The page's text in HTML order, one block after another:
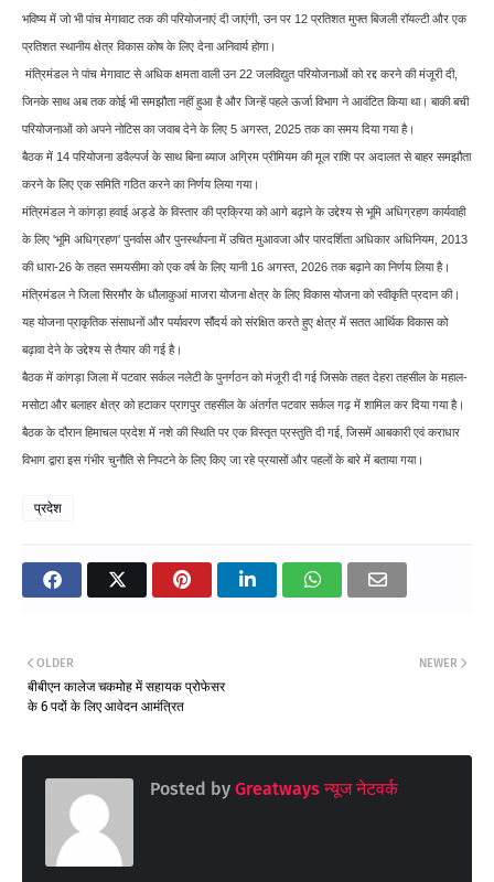
भविष्य में जो भी पांच मेगावाट तक की परियोजनाएं दी जाएंगी, उन पर 12 प्रतिशत मुफ्त बिजली रॉयल्टी और एक
प्रतिशत स्थानीय क्षेत्र विकास कोष के लिए देना अनिवार्य होगा।
मंत्रिमंडल ने पांच मेगावाट से अधिक क्षमता वाली उन 22 जलविद्युत परियोजनाओं को रद्द करने की मंजूरी दी,
जिनके साथ अब तक कोई भी समझौता नहीं हुआ है और जिन्हें पहले ऊर्जा विभाग ने आवंटित किया था। बाकी बची
परियोजनाओं को अपने नोटिस का जवाब देने के लिए 5 अगस्त, 2025 तक का समय दिया गया है।
बैठक में 14 परियोजना डवैल्पर्ज के साथ बिना ब्याज अग्रिम प्रीमियम की मूल राशि पर अदालत से बाहर समझौता
करने के लिए एक समिति गठित करने का निर्णय लिया गया।
मंत्रिमंडल ने कांगड़ा हवाई अड्डे के विस्तार की प्रक्रिया को आगे बढ़ाने के उद्देश्य से भूमि अधिग्रहण कार्यवाही
के लिए 'भूमि अधिग्रहण' पुनर्वास और पुनर्स्थापना में उचित मुआवजा और पारदर्शिता अधिकार अधिनियम, 2013
की धारा-26 के तहत समयसीमा को एक वर्ष के लिए यानी 16 अगस्त, 2026 तक बढ़ाने का निर्णय लिया है।
मंत्रिमंडल ने जिला सिरमौर के धौलाकुआं माजरा योजना क्षेत्र के लिए विकास योजना को स्वीकृति प्रदान की।
यह योजना प्राकृतिक संसाधनों और पर्यावरण सौंदर्य को संरक्षित करते हुए क्षेत्र में सतत आर्थिक विकास को
बढ़ावा देने के उद्देश्य से तैयार की गई है।
बैठक में कांगड़ा जिला में पटवार सर्कल नलेटी के पुनर्गठन को मंजूरी दी गई जिसके तहत देहरा तहसील के महाल-
मसोटा और बलाहर क्षेत्र को हटाकर प्रागपुर तहसील के अंतर्गत पटवार सर्कल गढ़ में शामिल कर दिया गया है।
बैठक के दौरान हिमाचल प्रदेश में नशे की स्थिति पर एक विस्तृत प्रस्तुति दी गई, जिसमें आबकारी एवं कराधार
विभाग द्वारा इस गंभीर चुनौति से निपटने के लिए किए जा रहे प्रयासों और पहलों के बारे में बताया गया।
प्रदेश
NEWER
OLDER
बीबीएन कालेज चकमोह में सहायक प्रोफेसर
के 6 पदों के लिए आवेदन आमंत्रित
Posted by Greatways न्यूज नेटवर्क